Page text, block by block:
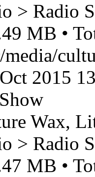
> Radio
MB •
2015
Wax,
> Radio
MB •